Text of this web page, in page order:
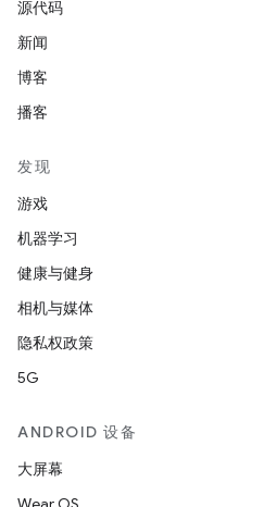
源代码
新闻
博客
播客
发现
游戏
机器学习
健康与健身
相机与媒体
隐私权政策
5G
ANDROID 设备
大屏幕